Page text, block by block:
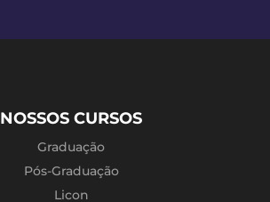
NOSSOS CURSOS
Graduação
Pós-Graduação
Licon